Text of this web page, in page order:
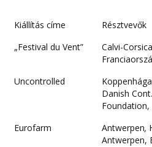
Kiállítás címe Résztvevők
„Festival du Vent”
Calvi-
Uncontrolled
Danish
Foundation,
Eurofarm
Antwerpen,
Antwerpen,